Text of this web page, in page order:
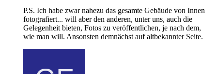
P.S. Ich habe zwar nahezu das gesamte Gebäude von Innen
fotografiert... will aber den anderen, unter uns, auch die
Gelegenheit bieten, Fotos zu veröffentlichen, je nach dem,
wie man will. Ansonsten demnächst auf altbekannter Seite.